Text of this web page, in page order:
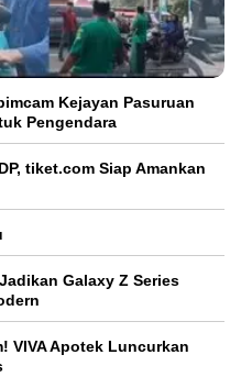
Kejayan Pasuruan
Pengendara
tiket.com Siap Amankan
Galaxy Z Series
VIVA Apotek Luncurkan